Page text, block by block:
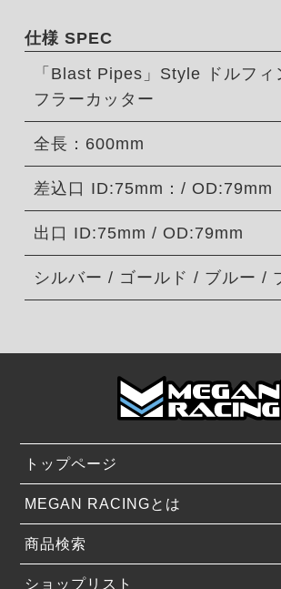
仕様 SPEC
「Blast Pipes」Style ドルフィ
フラーカッター
全長：600mm
差込口 ID:75mm：/ OD:79mm
出口 ID:75mm / OD:79mm
シルバー / ゴールド / ブルー /
トップページ
MEGAN RACINGとは
商品検索
ショップリスト